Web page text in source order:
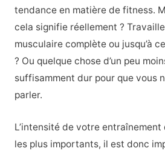
tendance en matière de fitness.
cela signifie réellement ?
musculaire complète ou jusqu’à
? Ou quelque chose d’un peu
suffisamment dur pour que vous
parler.
L’intensité de votre entraînement
les plus importants, il est donc